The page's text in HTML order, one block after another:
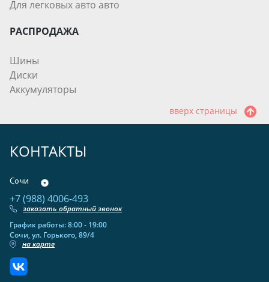
Для легковых авто авто
РАСПРОДАЖА
Шины
Диски
Аккумуляторы
вверх страницы
КОНТАКТЫ
Сочи
+7 (988) 4006-493
заказать обратный звонок
График работы: 8:00 - 19:00
Сочи, ул. Горького, 89/4
на карте